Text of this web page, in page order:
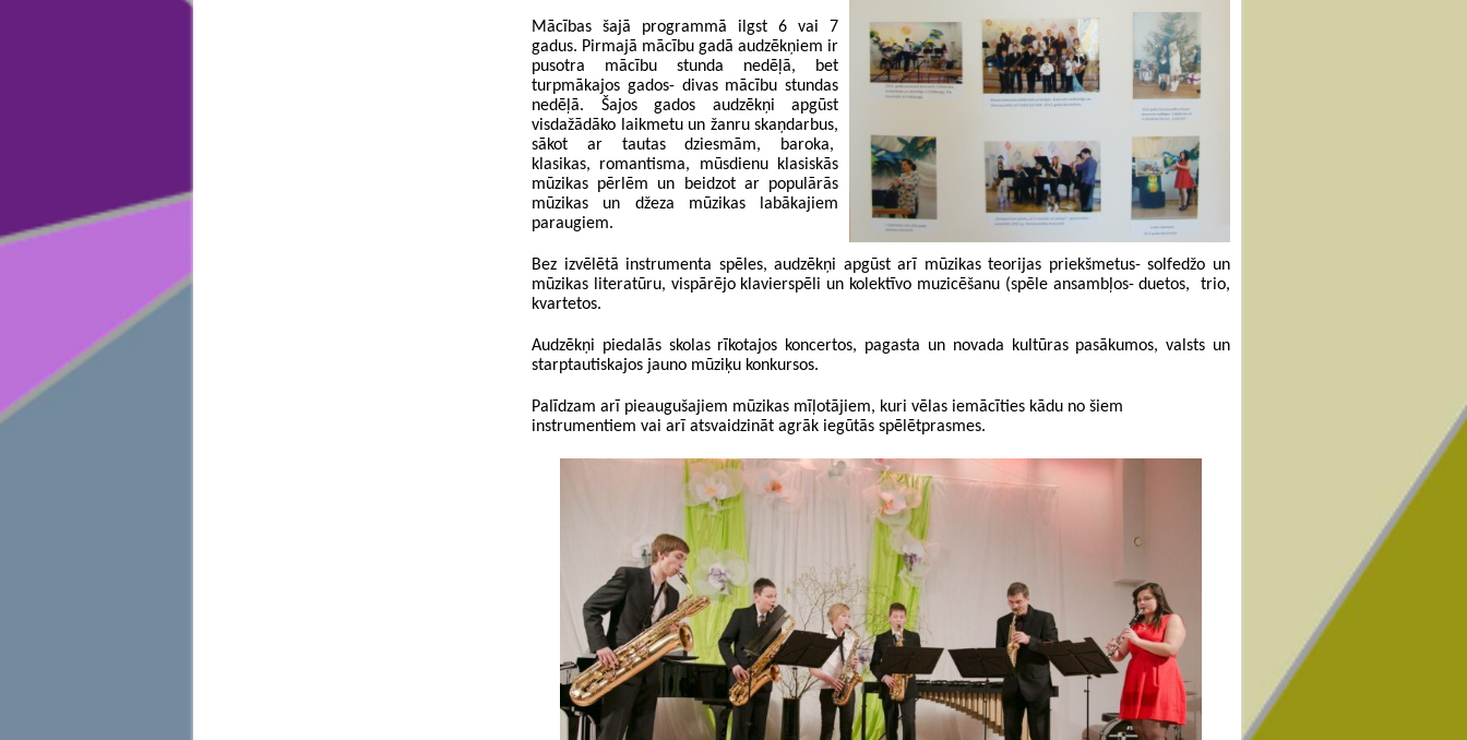
Mācības šajā programmā ilgst 6 vai 7
gadus. Pirmajā mācību gadā audzēkņiem ir
pusotra mācību stunda nedēļā, bet
turpmākajos gados- divas mācību stundas
nedēļā. Šajos gados audzēkņi apgūst
visdažādāko laikmetu un žanru skaņdarbus,
sākot ar tautas dziesmām, baroka,
klasikas, romantisma, mūsdienu klasiskās
mūzikas pērlēm un beidzot ar populārās
mūzikas un džeza mūzikas labākajiem
paraugiem.
Bez izvēlētā instrumenta spēles, audzēkņi apgūst arī mūzikas teorijas priekšmetus- solfedžo un
mūzikas literatūru, vispārējo klavierspēli un kolektīvo muzicēšanu (spēle ansambļos- duetos, trio,
kvartetos.
Audzēkņi piedalās skolas rīkotajos koncertos, pagasta un novada kultūras pasākumos, valsts un
starptautiskajos jauno mūziķu konkursos.
Palīdzam arī pieaugušajiem mūzikas mīļotājiem, kuri vēlas iemācīties kādu no šiem
instrumentiem vai arī atsvaidzināt agrāk iegūtās spēlētprasmes.